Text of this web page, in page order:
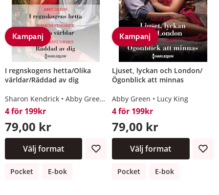
Kampanj
I regnskogens hetta/Olika
världar/Räddad av dig
Sharon Kendrick Abby Green Lynn Raye Harris
4 för 199kr
79,00 kr
Välj format
Pocket E-bok
Kampanj
Ljuset, lyckan och London/
Ögonblick att minnas
Abby Green Lucy King
4 för 199kr
79,00 kr
Välj format
Pocket E-bok